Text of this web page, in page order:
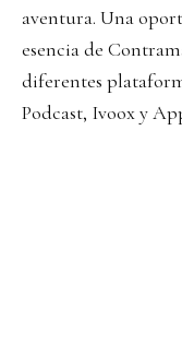
aventura. Una
esencia de
diferentes
Podcast, Ivoox y